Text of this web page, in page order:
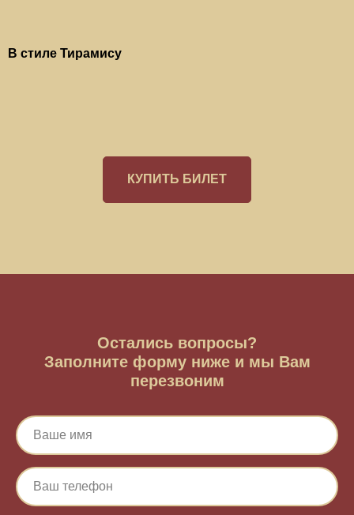
В стиле Тирамису
КУПИТЬ БИЛЕТ
Остались вопросы?
Заполните форму ниже и мы Вам
перезвоним